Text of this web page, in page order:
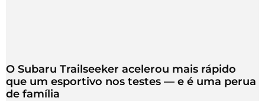
O Subaru Trailseeker acelerou mais rápido
que um esportivo nos testes — e é uma perua
de família